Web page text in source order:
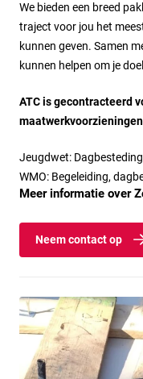
We bieden een breed
traject voor jou het
kunnen geven. Samen
kunnen helpen om je
ATC is gecontracteerd
Jeugdwet:
WMO: Begeleiding,
Meer informatie over
Neem contact op